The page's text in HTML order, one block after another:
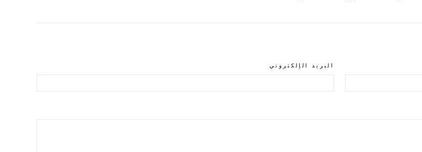
البريد الإلكتروني